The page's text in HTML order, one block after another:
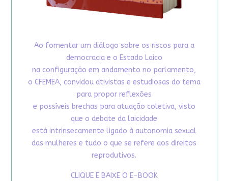
Ao fomentar um diálogo sobre os riscos para a
democracia e o Estado Laico
na configuração em andamento no parlamento,
o CFEMEA, convidou ativistas e estudiosas do tema
para propor reflexões
e possíveis brechas para atuação coletiva, visto
que o debate da laicidade
está intrinsecamente ligado à autonomia sexual
das mulheres e tudo o que se refere aos direitos
reprodutivos.
CLIQUE E BAIXE O E-BOOK